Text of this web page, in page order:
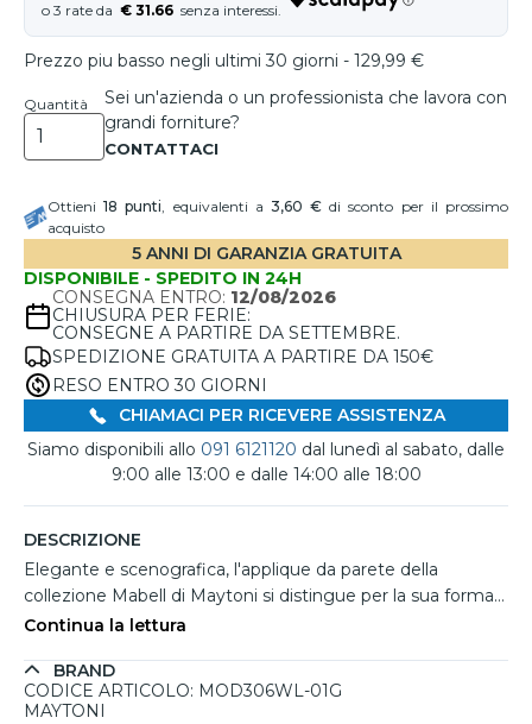
€ 31.66
Prezzo piu basso negli ultimi 30 giorni - 129,99 €
Quantità
Sei un'azienda o un professionista che lavora con
grandi forniture?
Ottieni18 punti, equivalenti a 3,60 € di sconto per il prossimo
acquisto
5 ANNI DI GARANZIA GRATUITA
DISPONIBILE - SPEDITO IN 24H
CONSEGNA ENTRO: 12/08/2026
CHIUSURA PER FERIE:
CONSEGNE A PARTIRE DA SETTEMBRE.
SPEDIZIONE GRATUITA A PARTIRE DA 150€
RESO ENTRO 30 GIORNI
CHIAMACI PER RICEVERE ASSISTENZA
Siamo disponibili allo 091 6121120 dal lunedì al sabato, dalle
9:00 alle 13:00 e dalle 14:00 alle 18:00
DESCRIZIONE
Elegante e scenografica, l'applique da parete della
collezione Mabell di Maytoni si distingue per la sua forma
organica e la finitura dorata lucida che riflette la luce in
metallo, perfetta per ambienti dallo stile ricercato. Il corpo
in metallo nero ospita un portalampada E14, compatibile
Continua la lettura
BRAND
CODICE ARTICOLO: MOD306WL-01G
MAYTONI